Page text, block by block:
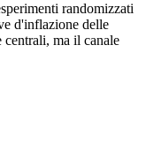
randomizzati
d'inflazione delle
ma il canale